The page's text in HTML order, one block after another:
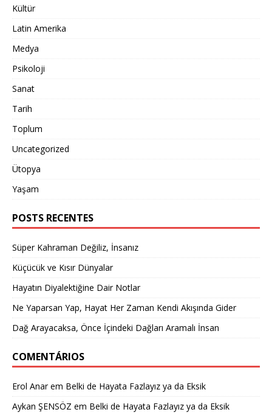
Kültür
Latin Amerika
Medya
Psikoloji
Sanat
Tarih
Toplum
Uncategorized
Ütopya
Yaşam
POSTS RECENTES
Süper Kahraman Değiliz, İnsanız
Küçücük ve Kısır Dünyalar
Hayatın Diyalektiğine Dair Notlar
Ne Yaparsan Yap, Hayat Her Zaman Kendi Akışında Gider
Dağ Arayacaksa, Önce İçindeki Dağları Aramalı İnsan
COMENTÁRIOS
Erol Anarem Belki de Hayata Fazlayız ya da Eksik
Aykan ŞENSÖZ em Belki de Hayata Fazlayız ya da Eksik